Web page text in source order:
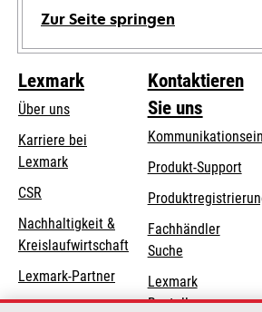
Zur Seite springen
Lexmark
Über uns
Karriere bei
Lexmark
CSR
Nachhaltigkeit &
Kreislaufwirtschaft
Lexmark-Partner
Kontaktieren
Sie uns
wird
in
einer
neuen
Registerkarte
geöffnet
Produkt-Supportwird
Fachhändler
Suche
Lexmark
Bestellungen